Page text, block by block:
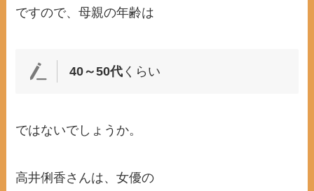
ですので、母親の年齢は
40～50代くらい
ではないでしょうか。
高井俐香さんは、女優の